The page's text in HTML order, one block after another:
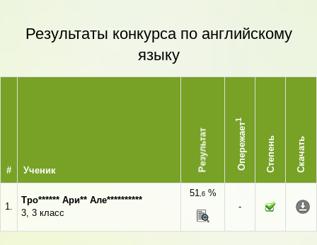
Результаты конкурса по английскому
языку
# Ученик Результат Опережает
1
Степень Скачать
1.
Тро****** Ари** Але**********
3, 3 класс
51,6%
-